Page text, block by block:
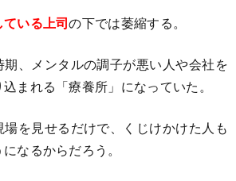
ている上司の下では萎縮する。
、メンタルの調子が悪い人や会社を
まれる「療養所」になっていた。
を見せるだけで、くじけかけた人も
なるからだろう。